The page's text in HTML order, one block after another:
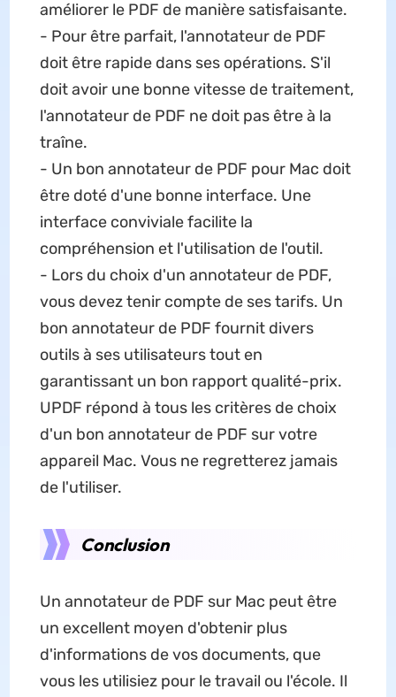
améliorer le PDF de manière satisfaisante.
- Pour être parfait, l'annotateur de PDF
doit être rapide dans ses opérations. S'il
doit avoir une bonne vitesse de traitement,
l'annotateur de PDF ne doit pas être à la
traîne.
- Un bon annotateur de PDF pour Mac doit
être doté d'une bonne interface. Une
interface conviviale facilite la
compréhension et l'utilisation de l'outil.
- Lors du choix d'un annotateur de PDF,
vous devez tenir compte de ses tarifs. Un
bon annotateur de PDF fournit divers
outils à ses utilisateurs tout en
garantissant un bon rapport qualité-prix.
UPDF répond à tous les critères de choix
d'un bon annotateur de PDF sur votre
appareil Mac. Vous ne regretterez jamais
de l'utiliser.
Conclusion
Un annotateur de PDF sur Mac peut être
un excellent moyen d'obtenir plus
d'informations de vos documents, que
vous les utilisiez pour le travail ou l'école. Il